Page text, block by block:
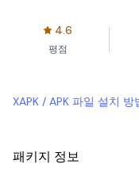
4.6
평점
XAPK / APK 파일 설치 방
패키지 정보